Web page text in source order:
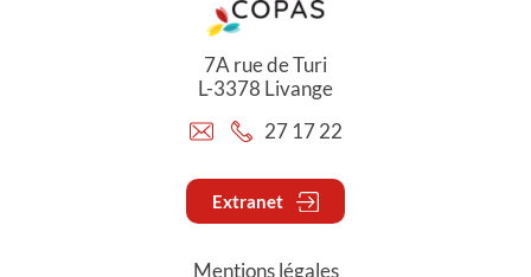
7A rue de Turi
L-3378 Livange
27 17 22
Extranet
Mentions légales